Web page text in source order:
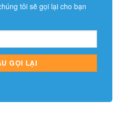
tôi sẽ gọi lại cho bạn